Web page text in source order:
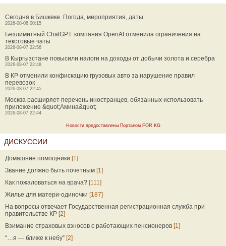
Сегодня в Бишкеке. Погода, мероприятия, даты
2026-08-08 00:15
Безлимитный ChatGPT: компания OpenAI отменила ограничения на
текстовые чаты
2026-08-07 22:56
В Кыргызстане повысили налоги на доходы от добычи золота и серебра
2026-08-07 22:48
В КР отменили конфискацию грузовых авто за нарушение правил
перевозок
2026-08-07 22:45
Москва расширяет перечень иностранцев, обязанных использовать
приложение &quot;Амина&quot;
2026-08-07 22:44
Новости предоставлены Порталом FOR.KG
ДИСКУССИИ
Домашние помощники [1]
Звание должно быть почетным [1]
Как пожаловаться на врача? [111]
Жилье для матери-одиночки [187]
На вопросы отвечает Государственная регистрационная служба при
правительстве КР [2]
Взимание страховых взносов с работающих пенсионеров [1]
“…я — ближе к небу” [2]